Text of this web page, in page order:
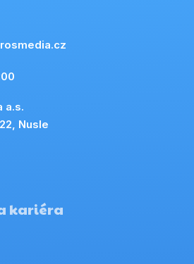
a.s.
Nusle
kariéra